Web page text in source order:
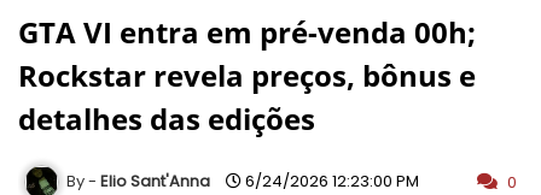
GTA VI entra em pré-venda 00h;
Rockstar revela preços, bônus e
detalhes das edições
Elio Sant'Anna 6/24/2026 12:23:00 PM 0